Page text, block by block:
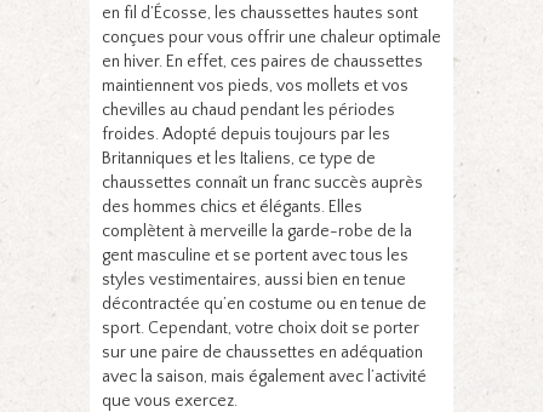
en fil d’Écosse, les chaussettes hautes sont
conçues pour vous offrir une chaleur optimale
en hiver. En effet, ces paires de chaussettes
maintiennent vos pieds, vos mollets et vos
chevilles au chaud pendant les périodes
froides. Adopté depuis toujours par les
Britanniques et les Italiens, ce type de
chaussettes connaît un franc succès auprès
des hommes chics et élégants. Elles
complètent à merveille la garde-robe de la
gent masculine et se portent avec tous les
styles vestimentaires, aussi bien en tenue
décontractée qu’en costume ou en tenue de
sport. Cependant, votre choix doit se porter
sur une paire de chaussettes en adéquation
avec la saison, mais également avec l’activité
que vous exercez.